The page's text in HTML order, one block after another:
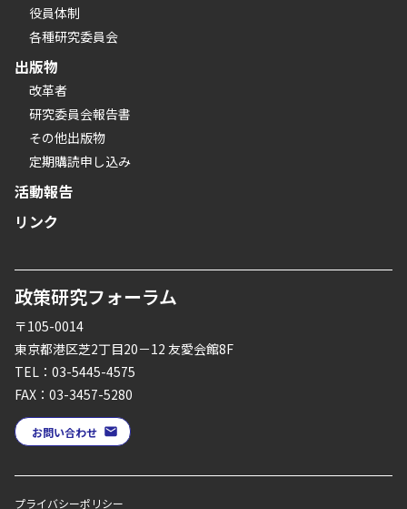
政策研究フォーラム
〒105-0014
東京都港区芝2丁目20－12 友愛会館8F
TEL：03-5445-4575
FAX：03-3457-5280
お問い合わせ
役員体制
各種研究委員会
出版物
改革者
研究委員会報告書
その他出版物
定期購読申し込み
活動報告
リンク
プライバシーポリシー